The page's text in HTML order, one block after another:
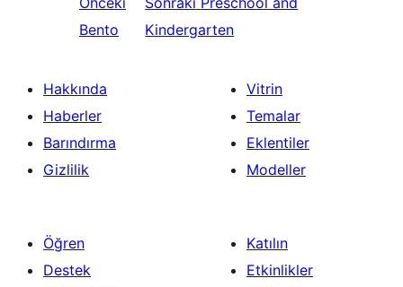
Bento
Kindergarten
Hakkında
Haberler
Barındırma
Gizlilik
Vitrin
Temalar
Eklentiler
Modeller
Öğren
Destek
Katılın
Etkinlikler